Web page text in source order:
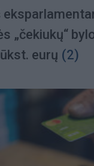
„čekiukų“
eurų (2)